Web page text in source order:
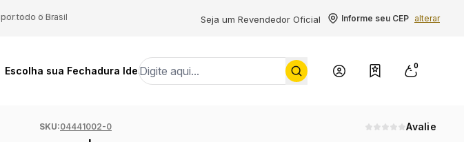
por todo o Brasil Seja um Revendedor Oficial Informe seu CEP alterar
Escolha sua Fechadura Ideal Conheça a Yale 0
SKU:04441002-0 Avalie